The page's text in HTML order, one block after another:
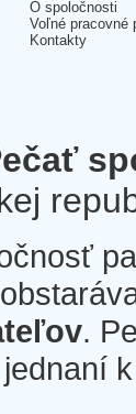
O spoločnosti
Voľné pracovné
Kontakty
.